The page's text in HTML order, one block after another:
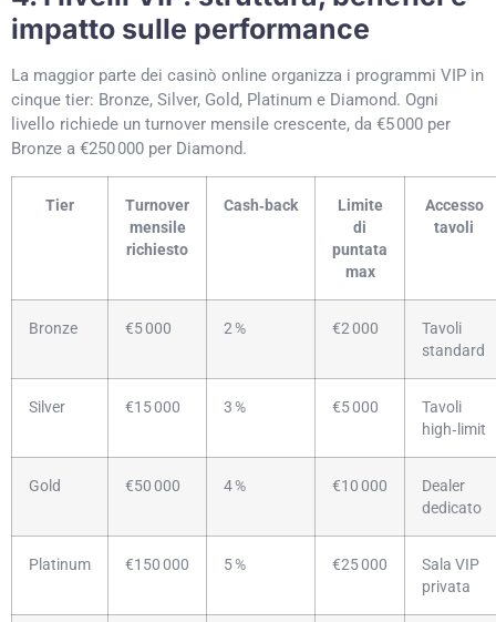
impatto sulle performance
La maggior parte dei casinò online organizza i programmi VIP in
cinque tier: Bronze, Silver, Gold, Platinum e Diamond. Ogni
livello richiede un turnover mensile crescente, da €5 000 per
Bronze a €250 000 per Diamond.
Tier
Turnover
mensile
richiesto
Cash‑back
Limite
di
puntata
max
Accesso
tavoli
Bronze €5 000 2 % €2 000
Tavoli
standard
Silver €15 000 3 % €5 000
Tavoli
high‑limit
Gold €50 000 4 % €10 000
Dealer
dedicato
Platinum €150 000 5 % €25 000
Sala VIP
privata